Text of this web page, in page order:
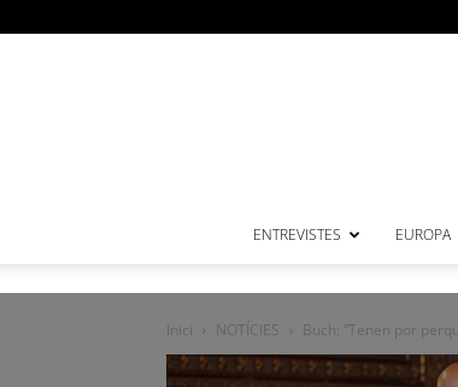
ENTREVISTES EUROPA
Inici NOTÍCIES Buch: “Tenen por